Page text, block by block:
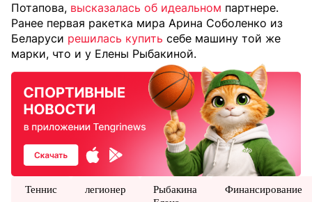
Потапова, высказалась об идеальном партнере.
Ранее первая ракетка мира Арина Соболенко из
Беларуси решилась купить себе машину той же
марки, что и у Елены Рыбакиной.
Теннис легионер
Рыбакина
Финансирование